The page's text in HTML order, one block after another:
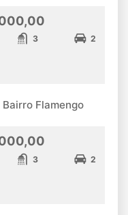
3 2
Flamengo
3 2